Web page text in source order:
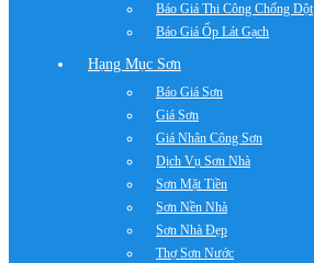
Báo Giá Thi Công Chống Dột
Báo Giá Ốp Lát Gạch
Hạng Mục Sơn
Báo Giá Sơn
Giá Sơn
Giá Nhân Công Sơn
Dịch Vụ Sơn Nhà
Sơn Mặt Tiền
Sơn Nền Nhà
Sơn Nhà Đẹp
Thợ Sơn Nước